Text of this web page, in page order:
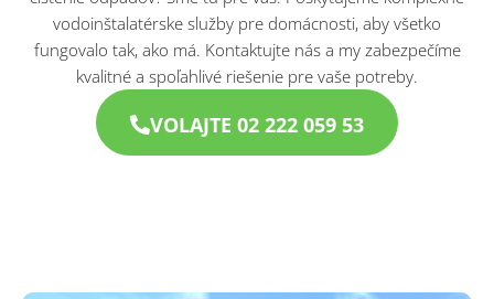
vodoinštalatérske služby pre domácnosti, aby všetko
fungovalo tak, ako má. Kontaktujte nás a my zabezpečíme
kvalitné a spoľahlivé riešenie pre vaše potreby.
VOLAJTE 02 222 059 53